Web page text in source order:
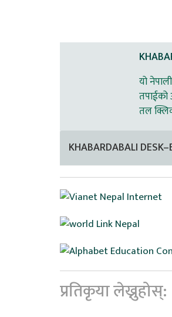
यो
तपाईको
तल
KHABARDABALI
प्रतिकृया लेख्नुहोस्: